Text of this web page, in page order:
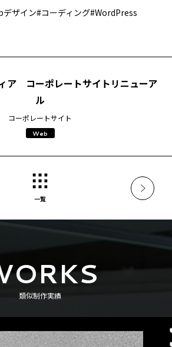
デザイン#コーディング#WordPress
ア コーポレートサイトリニューア
ル
コーポレートサイト
Web
一覧
類似制作実績